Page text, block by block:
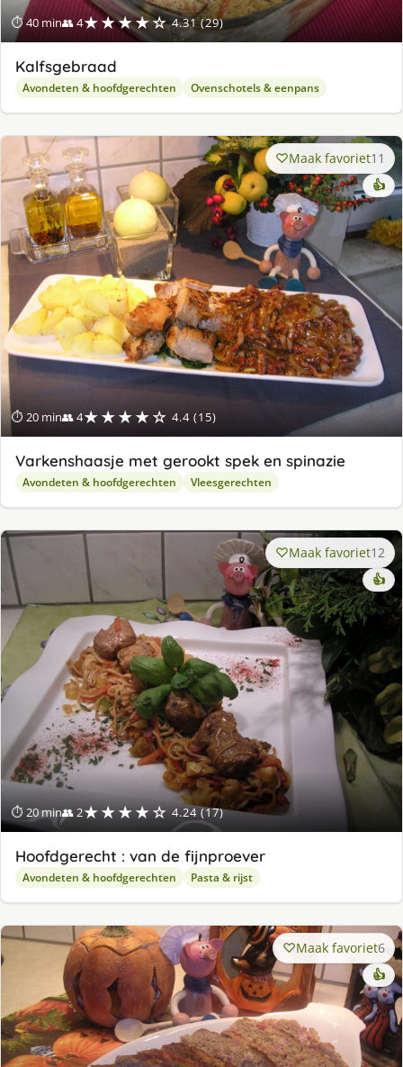
⏱ 40 min👥 4★★★★☆ 4.31 (29)
Kalfsgebraad
Avondeten & hoofdgerechten Ovenschotels & eenpans
⏱ 20 min👥 4★★★★☆ 4.4 (15)
Maak favoriet11
👍
Varkenshaasje met gerookt spek en spinazie
Avondeten & hoofdgerechten Vleesgerechten
⏱ 20 min👥 2★★★★☆ 4.24 (17)
Maak favoriet12
👍
Hoofdgerecht : van de fijnproever
Avondeten & hoofdgerechten Pasta & rijst
Maak favoriet6
👍